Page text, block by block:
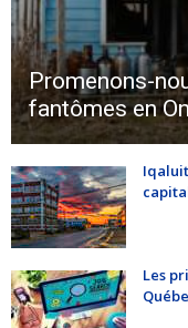
Promenons-
fantômes en
Les